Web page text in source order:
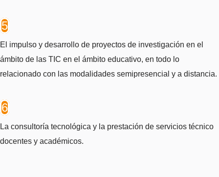
5
El impulso y desarrollo de proyectos de investigación en el
ámbito de las TIC en el ámbito educativo, en todo lo
relacionado con las modalidades semipresencial y a distancia.
6
La consultoría tecnológica y la prestación de servicios técnico
docentes y académicos.